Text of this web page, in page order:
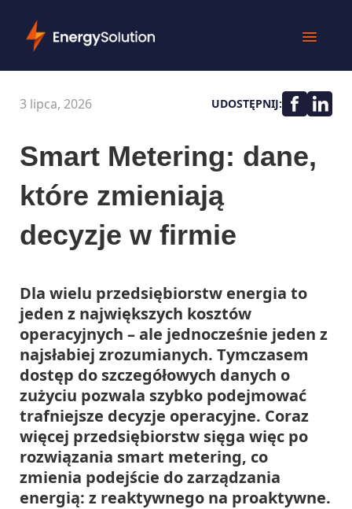
3 lipca, 2026 UDOSTĘPNIJ:
Smart Metering: dane,
które zmieniają
decyzje w firmie
Dla wielu przedsiębiorstw energia to
jeden z największych kosztów
operacyjnych – ale jednocześnie jeden z
najsłabiej zrozumianych. Tymczasem
dostęp do szczegółowych danych o
zużyciu pozwala szybko podejmować
trafniejsze decyzje operacyjne. Coraz
więcej przedsiębiorstw sięga więc po
rozwiązania smart metering, co
zmienia podejście do zarządzania
energią: z reaktywnego na proaktywne.